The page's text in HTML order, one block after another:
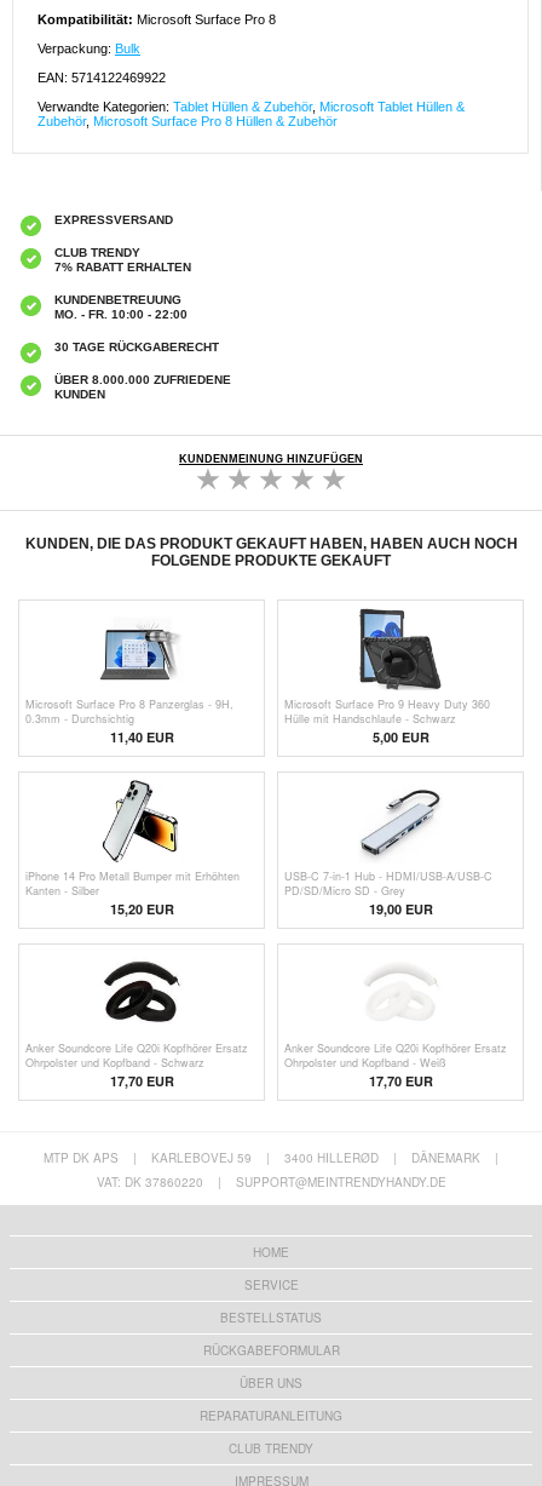
Kompatibilität: Microsoft Surface Pro 8
Verpackung: Bulk
EAN: 5714122469922
Verwandte Kategorien: Tablet Hüllen & Zubehör, Microsoft Tablet Hüllen &
Zubehör, Microsoft Surface Pro 8 Hüllen & Zubehör
EXPRESSVERSAND
CLUB TRENDY
7% RABATT ERHALTEN
KUNDENBETREUUNG
MO. - FR. 10:00 - 22:00
30 TAGE RÜCKGABERECHT
ÜBER 8.000.000 ZUFRIEDENE
KUNDEN
KUNDENMEINUNG HINZUFÜGEN
KUNDEN, DIE DAS PRODUKT GEKAUFT HABEN, HABEN AUCH NOCH
FOLGENDE PRODUKTE GEKAUFT
Microsoft Surface Pro 8 Panzerglas - 9H,
0.3mm - Durchsichtig
11,40EUR
Microsoft Surface Pro 9 Heavy Duty 360
Hülle mit Handschlaufe - Schwarz
5,00EUR
iPhone 14 Pro Metall Bumper mit Erhöhten
Kanten - Silber
15,20 EUR
USB-C 7-in-1 Hub - HDMI/USB-A/USB-C
PD/SD/Micro SD - Grey
19,00 EUR
Anker Soundcore Life Q20i Kopfhörer Ersatz
Ohrpolster und Kopfband - Schwarz
17,70 EUR
Anker Soundcore Life Q20i Kopfhörer Ersatz
Ohrpolster und Kopfband - Weiß
17,70 EUR
MTP DK APS | KARLEBOVEJ 59 | 3400 HILLERØD | DÄNEMARK
|
VAT: DK 37860220
| SUPPORT@MEINTRENDYHANDY.DE
HOME
SERVICE
BESTELLSTATUS
RÜCKGABEFORMULAR
ÜBER UNS
REPARATURANLEITUNG
CLUB TRENDY
IMPRESSUM